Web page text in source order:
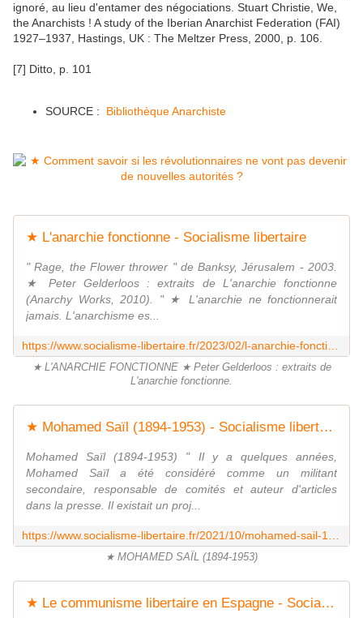
ignoré, au lieu d'entamer des négociations. Stuart Christie, We,
the Anarchists ! A study of the Iberian Anarchist Federation (FAI)
1927–1937, Hastings, UK : The Meltzer Press, 2000, p. 106.
[7] Ditto, p. 101
SOURCE : Bibliothèque Anarchiste
★ L'anarchie fonctionne - Socialisme libertaire
" Rage, the Flower thrower " de Banksy, Jérusalem - 2003.
★ Peter Gelderloos : extraits de L'anarchie fonctionne
(Anarchy Works, 2010). " ★ L'anarchie ne fonctionnerait
jamais. L'anarchisme es...
★ L'ANARCHIE FONCTIONNE ★ Peter Gelderloos : extraits de
L'anarchie fonctionne.
★ Mohamed Saïl (1894-1953) - Socialisme libertaire
Mohamed Saïl (1894-1953) " Il y a quelques années,
Mohamed Saïl a été considéré comme un militant
secondaire, responsable de comités et auteur d'articles
dans la presse. Il existait un proj...
★ MOHAMED SAÏL (1894-1953)
★ Le communisme libertaire en Espagne - Socialisme libertaire